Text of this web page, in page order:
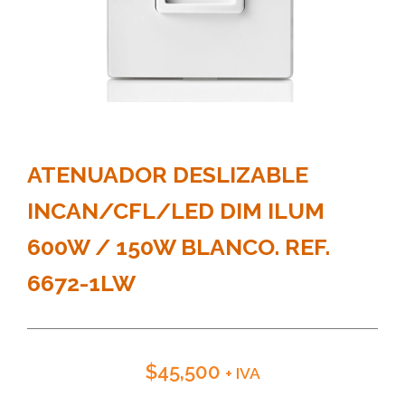
ATENUADOR DESLIZABLE
INCAN/CFL/LED DIM ILUM
600W / 150W BLANCO. REF.
6672-1LW
$45,500 + IVA